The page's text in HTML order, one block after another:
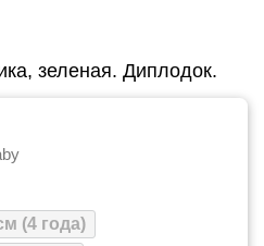
зеленая. Диплодок.
(4 года)